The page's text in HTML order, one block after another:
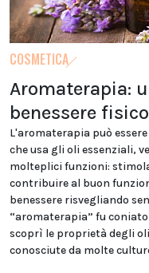
COSMETICA
Aromaterapia:
benessere
L'aromaterapia può
che usa gli oli essenziali,
molteplici funzioni:
contribuire al buon
benessere risvegliando
“aromaterapia” fu
scoprì le proprietà degli
conosciute da molte